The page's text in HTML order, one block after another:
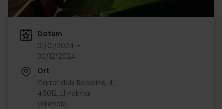
Datum
01/01/2024 -
30/12/2024
Ort
Carrer dels Redolins, 4,
46012, El Palmar
València